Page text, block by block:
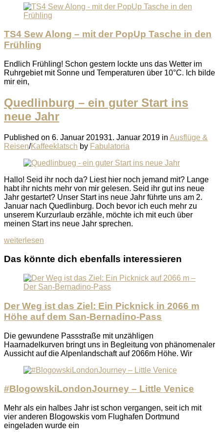
TS4 Sew Along – mit der PopUp Tasche in den
Frühling
Endlich Frühling! Schon gestern lockte uns das Wetter im
Ruhrgebiet mit Sonne und Temperaturen über 10°C. Ich bilde
mir ein,
Quedlinburg – ein guter Start ins
neue Jahr
Published on 6. Januar 201931. Januar 2019 in Ausflüge &
Reisen/Kaffeeklatsch by Fabulatoria
Hallo! Seid ihr noch da? Liest hier noch jemand mit? Lange
habt ihr nichts mehr von mir gelesen. Seid ihr gut ins neue
Jahr gestartet? Unser Start ins neue Jahr führte uns am 2.
Januar nach Quedlinburg. Doch bevor ich euch mehr zu
unserem Kurzurlaub erzähle, möchte ich mit euch über
meinen Start ins neue Jahr sprechen.
weiterlesen
Das könnte dich ebenfalls interessieren
Der Weg ist das Ziel: Ein Picknick in 2066 m
Höhe auf dem San-Bernadino-Pass
Die gewundene Passstraße mit unzähligen
Haarnadelkurven bringt uns in Begleitung von phänomenaler
Aussicht auf die Alpenlandschaft auf 2066m Höhe. Wir
#BlogowskiLondonJourney – Little Venice
Mehr als ein halbes Jahr ist schon vergangen, seit ich mit
vier anderen Blogowskis vom Flughafen Dortmund
eingeladen wurde ein